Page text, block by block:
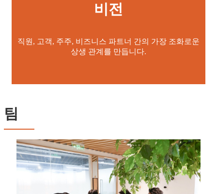
비전
직원, 고객, 주주, 비즈니스 파트너 간의 가장 조화로운
상생 관계를 만듭니다.
팀